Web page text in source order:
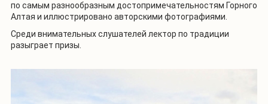
по самым разнообразным достопримечательностям Горного
Алтая и иллюстрировано авторскими фотографиями.
Среди внимательных слушателей лектор по традиции
разыграет призы.